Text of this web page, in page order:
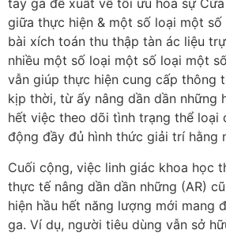
tay ga đề xuất về tối ưu hóa sự
giữa thực hiện & một số loại một số
bài xích toán thu thập tàn ác liệu
nhiều một số loại một số loại một
vẫn giúp thực hiện cung cấp thông
kịp thời, từ ấy nâng dần dần những
hết việc theo dõi tình trạng thể loại
động đầy đủ hình thức giải trí hằng
Cuối cộng, việc linh giác khoa học
thực tế nâng dần dần những (AR)
hiện hầu hết năng lượng mới mang
ga. Ví dụ, người tiêu dùng vẫn sở